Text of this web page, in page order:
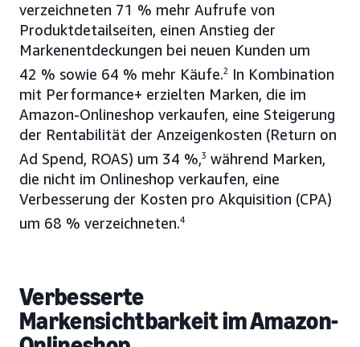
verzeichneten 71 % mehr Aufrufe von
Produktdetailseiten, einen Anstieg der
Markenentdeckungen bei neuen Kunden um
42 % sowie 64 % mehr Käufe.2
In Kombination
mit Performance+ erzielten Marken, die im
Amazon-Onlineshop verkaufen, eine Steigerung
der Rentabilität der Anzeigenkosten (Return on
Ad Spend, ROAS) um 34 %,3 während Marken,
die nicht im Onlineshop verkaufen, eine
Verbesserung der Kosten pro Akquisition (CPA)
um 68 % verzeichneten.4
Verbesserte
Markensichtbarkeit im Amazon-